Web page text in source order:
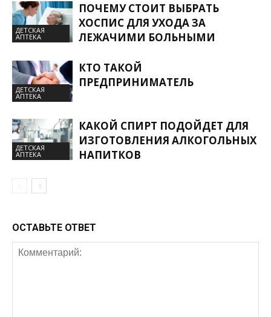
ДЕТСКАЯ
АПТЕКА
ПОЧЕМУ СТОИТ ВЫБРАТЬ
ХОСПИС ДЛЯ УХОДА ЗА
ЛЕЖАЧИМИ БОЛЬНЫМИ
ДЕТСКАЯ
АПТЕКА
КТО ТАКОЙ
ПРЕДПРИНИМАТЕЛЬ
ДЕТСКАЯ
АПТЕКА
КАКОЙ СПИРТ ПОДОЙДЕТ ДЛЯ
ИЗГОТОВЛЕНИЯ АЛКОГОЛЬНЫХ
НАПИТКОВ
ОСТАВЬТЕ ОТВЕТ